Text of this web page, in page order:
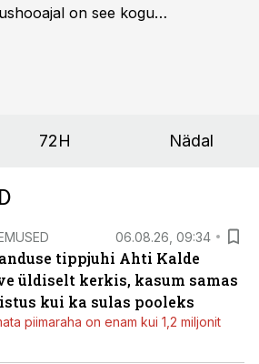
on see kogu
72H Nädal
06.08.26, 09:34
tippjuhi Ahti Kalde
üldiselt kerkis, kasum samas
kui ka sulas pooleks
piimaraha on enam kui 1,2 miljonit